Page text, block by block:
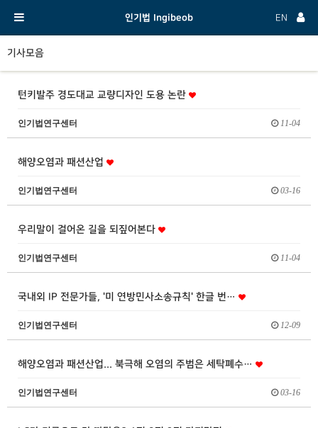
인기법 Ingibeob EN
기사모음
턴키발주 경도대교 교량디자인 도용 논란
인기법연구센터 11-04
해양오염과 패션산업
인기법연구센터 03-16
우리말이 걸어온 길을 되짚어본다
인기법연구센터 11-04
국내외 IP 전문가들, '미 연방민사소송규칙' 한글 번…
인기법연구센터 12-09
해양오염과 패션산업... 북극해 오염의 주범은 세탁폐수…
인기법연구센터 03-16